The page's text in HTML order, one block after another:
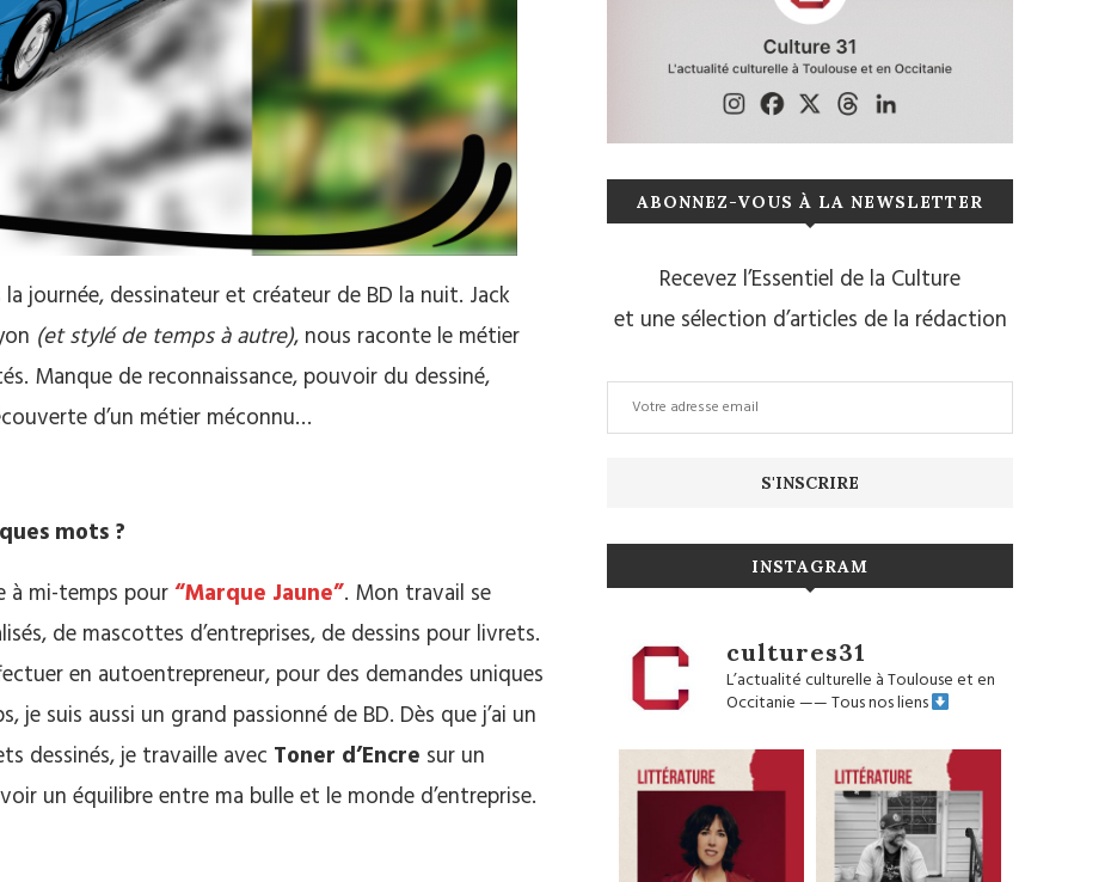
journée, dessinateur et créateur de BD la nuit. Jack
(et stylé de temps à autre), nous raconte le métier
Manque de reconnaissance, pouvoir du dessiné,
d’un métier méconnu…
mots ?
à mi-temps pour“Marque Jaune”. Mon travail se
de mascottes d’entreprises, de dessins pour livrets.
en autoentrepreneur, pour des demandes uniques
je suis aussi un grand passionné de BD. Dès que j’ai un
dessinés, je travaille avec Toner d’Encre sur un
un équilibre entre ma bulle et le monde d’entreprise.
ABONNEZ-VOUS À LA NEWSLETTER
Recevez l’Essentiel de la Culture
et une sélection d’articles de la rédaction
INSTAGRAM
cultures31
L’actualité culturelle à Toulouse et en
Occitanie——Tous nos liens